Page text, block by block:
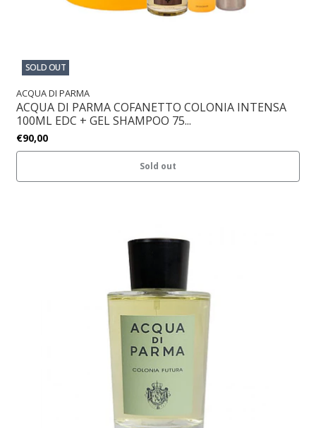
SOLD OUT
ACQUA DI PARMA
ACQUA DI PARMA COFANETTO COLONIA INTENSA
100ML EDC + GEL SHAMPOO 75...
€90,00
Sold out